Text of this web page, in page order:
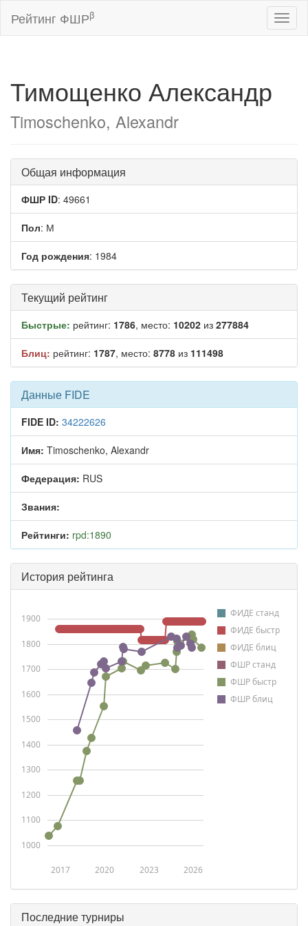
Рейтинг ФШРβ
Тимощенко Александр
Timoschenko, Alexandr
Общая информация
ФШР ID: 49661
Пол: М
Год рождения: 1984
Текущий рейтинг
Быстрые: рейтинг: 1786, место: 10202 из 277884
Блиц: рейтинг: 1787, место: 8778 из 111498
Данные FIDE
FIDE ID: 34222626
Имя: Timoschenko, Alexandr
Федерация: RUS
Звания:
Рейтинги: rpd:1890
История рейтинга
ФИДЕ станд
ФИДЕ быстр
ФИДЕ блиц
ФШР станд
ФШР быстр
ФШР блиц
2017 2020 2023 2026
1000
1100
1200
1300
1400
1500
1600
1700
1800
1900
Последние турниры